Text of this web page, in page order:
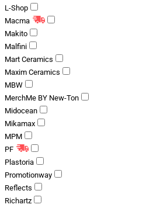
L-Shop
Macma
Makito
Malfini
Mart Ceramics
Maxim Ceramics
MBW
MerchMe BY New-Ton
Midocean
Mikamax
MPM
PF
Plastoria
Promotionway
Reflects
Richartz